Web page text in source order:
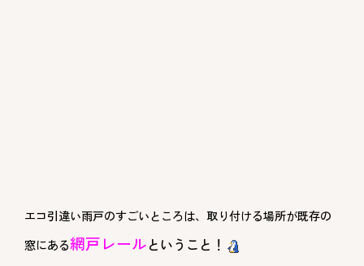
エコ引違い雨戸のすごいところは、取り付ける場所が既存の
窓にある網戸レールということ！